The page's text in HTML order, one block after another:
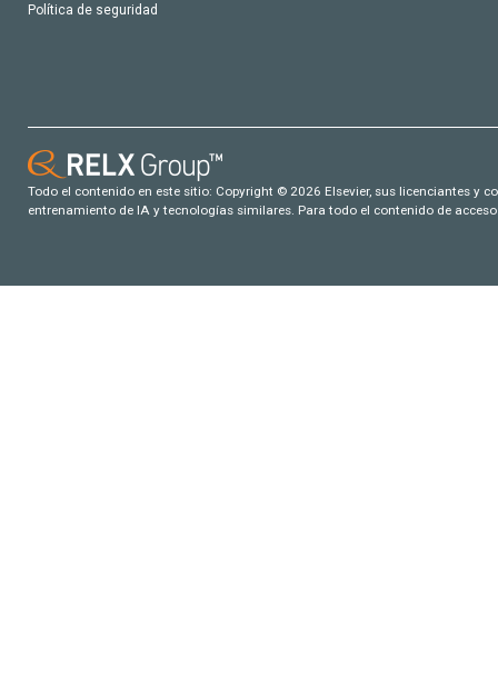
Política de seguridad
Todo el contenido en este sitio: Copyright © 2026 Elsevier, sus licenciantes y
entrenamiento de IA y tecnologías similares. Para todo el contenido de